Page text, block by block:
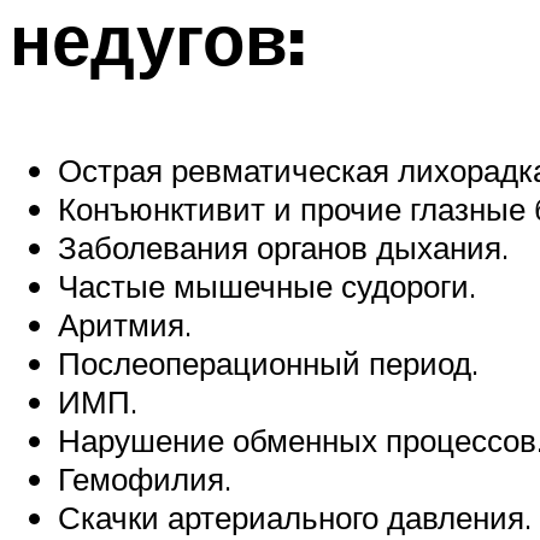
недугов:
Острая ревматическая
Конъюнктивит и прочие глазные
Заболевания органов дыхания.
Частые мышечные судороги.
Аритмия.
Послеоперационный период.
ИМП.
Нарушение обменных
Гемофилия.
Скачки артериального давления.